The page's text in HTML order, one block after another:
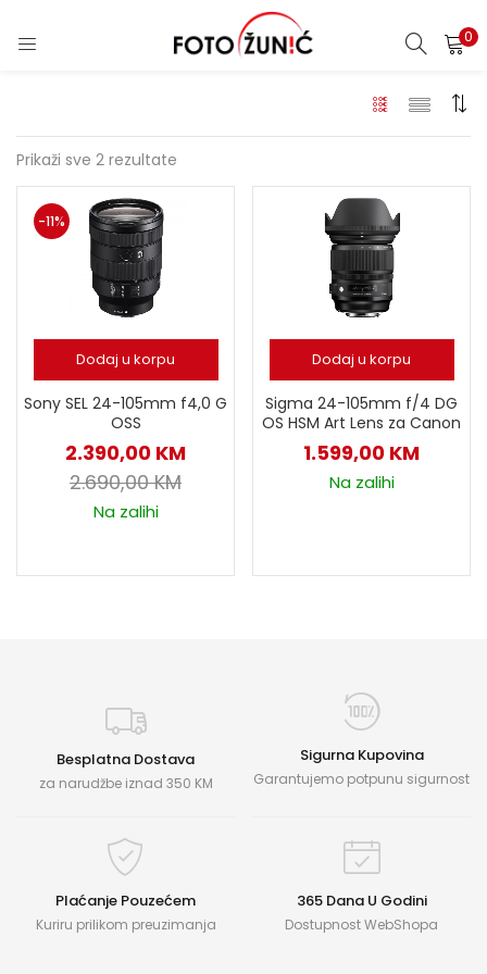
0
Prikaži sve 2 rezultate
Dodaj u korpu
Sony SEL 24-105mm f4,0 G
OSS
2.390,00 KM
2.690,00KM
-11%
Na zalihi
Dodaj u korpu
Sigma 24-105mm f/4 DG
OS HSM Art Lens za Canon
1.599,00 KM
Na zalihi
Besplatna Dostava
za narudžbe iznad 350 KM
Sigurna Kupovina
Garantujemo potpunu sigurnost
Plaćanje Pouzećem
Kuriru prilikom preuzimanja
365 Dana U Godini
Dostupnost WebShopa